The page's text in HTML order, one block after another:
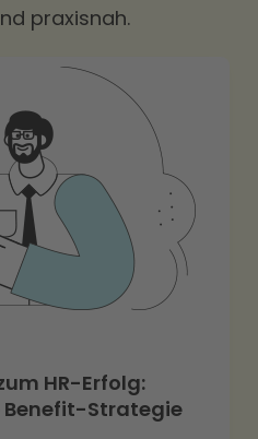
praxisnah.
HR-Erfolg:
Benefit-Strategie